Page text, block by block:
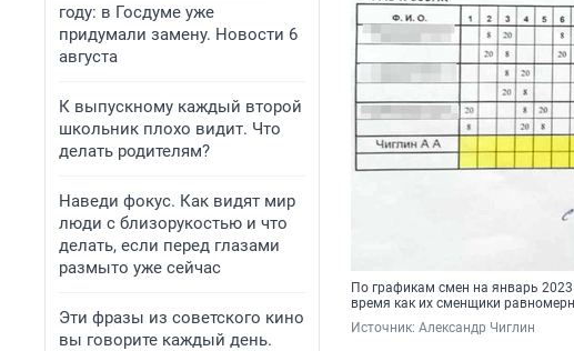
году: в Госдуме уже
придумали замену. Новости 6
августа
К выпускному каждый второй
школьник плохо видит. Что
делать родителям?
Наведи фокус. Как видят мир
люди с близорукостью и что
делать, если перед глазами
размыто уже сейчас
Эти фразы из советского кино
вы говорите каждый день.
По графикам смен на январь
время как их сменщики
Источник: Александр Чиглин